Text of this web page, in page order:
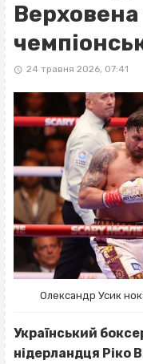
Верховена
24 травня 2026, 07:41
Олександр Усик
Український
нідерландця Ріко